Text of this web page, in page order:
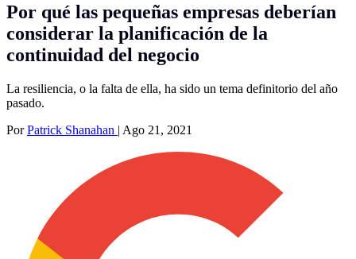
Por qué las pequeñas empresas deberían
considerar la planificación de la
continuidad del negocio
La resiliencia, o la falta de ella, ha sido un tema definitorio del año
pasado.
PorPatrick Shanahan | Ago 21, 2021